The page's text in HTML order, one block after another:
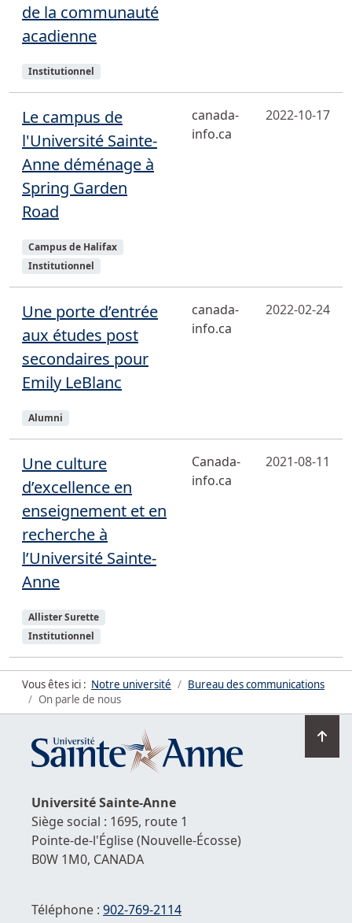
de la communauté
acadienne
Sujets
Institutionnel
Le campus de
l'Université Sainte-
Anne déménage à
Spring Garden
Road
Sujets
Campus de Halifax
Institutionnel
canada-
info.ca
2022-10-17
Une porte d’entrée
aux études post
secondaires pour
Emily LeBlanc
Sujets
Alumni
canada-
info.ca
2022-02-24
Une culture
d’excellence en
enseignement et en
recherche à
l’Université Sainte-
Anne
Sujets
Allister Surette
Institutionnel
Canada-
info.ca
2021-08-11
Vous êtes ici : Notre université
Bureau des communications
On parle de nous
en
UniversitéSainte-Anne
Siège social : 1695, route 1
Pointe-de-l'Église(Nouvelle-Écosse)
B0W 1M0, CANADA
Téléphone : 902-769-2114